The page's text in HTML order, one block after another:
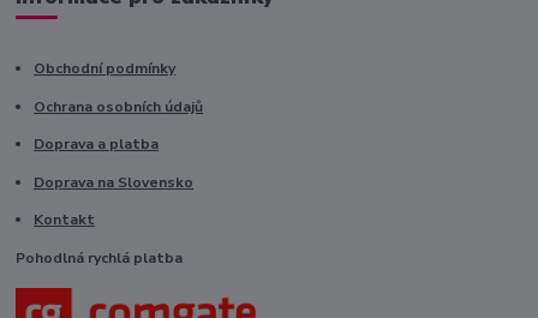
Obchodní podmínky
Ochrana osobních údajů
Doprava a platba
Doprava na Slovensko
Kontakt
Pohodlná rychlá platba